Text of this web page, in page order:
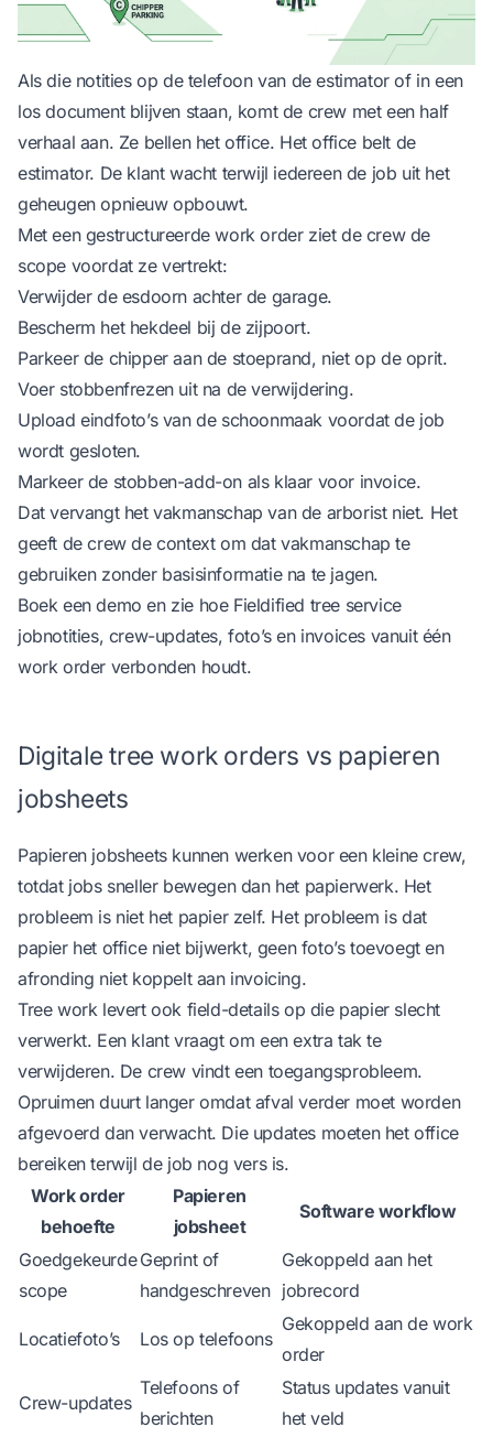
Als die notities op de telefoon van de estimator of in een
los document blijven staan, komt de crew met een half
verhaal aan. Ze bellen het office. Het office belt de
estimator. De klant wacht terwijl iedereen de job uit het
geheugen opnieuw opbouwt.
Met een gestructureerde work order ziet de crew de
scope voordat ze vertrekt:
Verwijder de esdoorn achter de garage.
Bescherm het hekdeel bij de zijpoort.
Parkeer de chipper aan de stoeprand, niet op de oprit.
Voer stobbenfrezen uit na de verwijdering.
Upload eindfoto’s van de schoonmaak voordat de job
wordt gesloten.
Markeer de stobben-add-on als klaar voor invoice.
Dat vervangt het vakmanschap van de arborist niet. Het
geeft de crew de context om dat vakmanschap te
gebruiken zonder basisinformatie na te jagen.
Boek een demo en zie hoe Fieldified tree service
jobnotities, crew-updates, foto’s en invoices vanuit één
work order verbonden houdt.
Digitale tree work orders vs papieren
jobsheets
Papieren jobsheets kunnen werken voor een kleine crew,
totdat jobs sneller bewegen dan het papierwerk. Het
probleem is niet het papier zelf. Het probleem is dat
papier het office niet bijwerkt, geen foto’s toevoegt en
afronding niet koppelt aan invoicing.
Tree work levert ook field-details op die papier slecht
verwerkt. Een klant vraagt om een extra tak te
verwijderen. De crew vindt een toegangsprobleem.
Opruimen duurt langer omdat afval verder moet worden
afgevoerd dan verwacht. Die updates moeten het office
bereiken terwijl de job nog vers is.
Work order
behoefte
Papieren
jobsheet
Software workflow
Goedgekeurde
scope
Geprint of
handgeschreven
Gekoppeld aan het
jobrecord
Locatiefoto’s Los op telefoons
Gekoppeld aan de work
order
Crew-updates
Telefoons of
berichten
Status updates vanuit
het veld